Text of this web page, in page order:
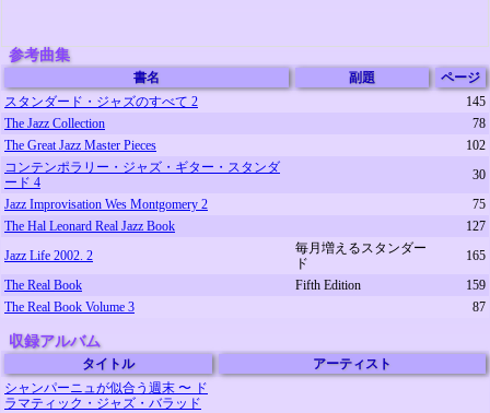
参考曲集
書名 副題
ページ
スタンダード・ジャズのすべて 2
145
The Jazz Collection
78
The Great Jazz Master Pieces
102
コンテンポラリー・ジャズ・ギター・スタンダ
ード 4
30
Jazz Improvisation Wes Montgomery 2
75
The Hal Leonard Real Jazz Book
127
Jazz Life 2002. 2
毎月増えるスタンダー
ド
165
The Real Book
Fifth Edition
159
The Real Book Volume 3
87
収録アルバム
タイトル
アーティスト
シャンパーニュが似合う週末 〜 ド
ラマティック・ジャズ・バラッド